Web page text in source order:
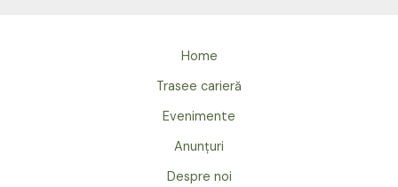
Home
Trasee carieră
Evenimente
Anunțuri
Despre noi